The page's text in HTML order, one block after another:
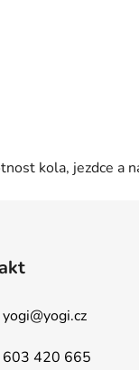
kola, jezdce a
yogi@yogi.cz
603 420 665